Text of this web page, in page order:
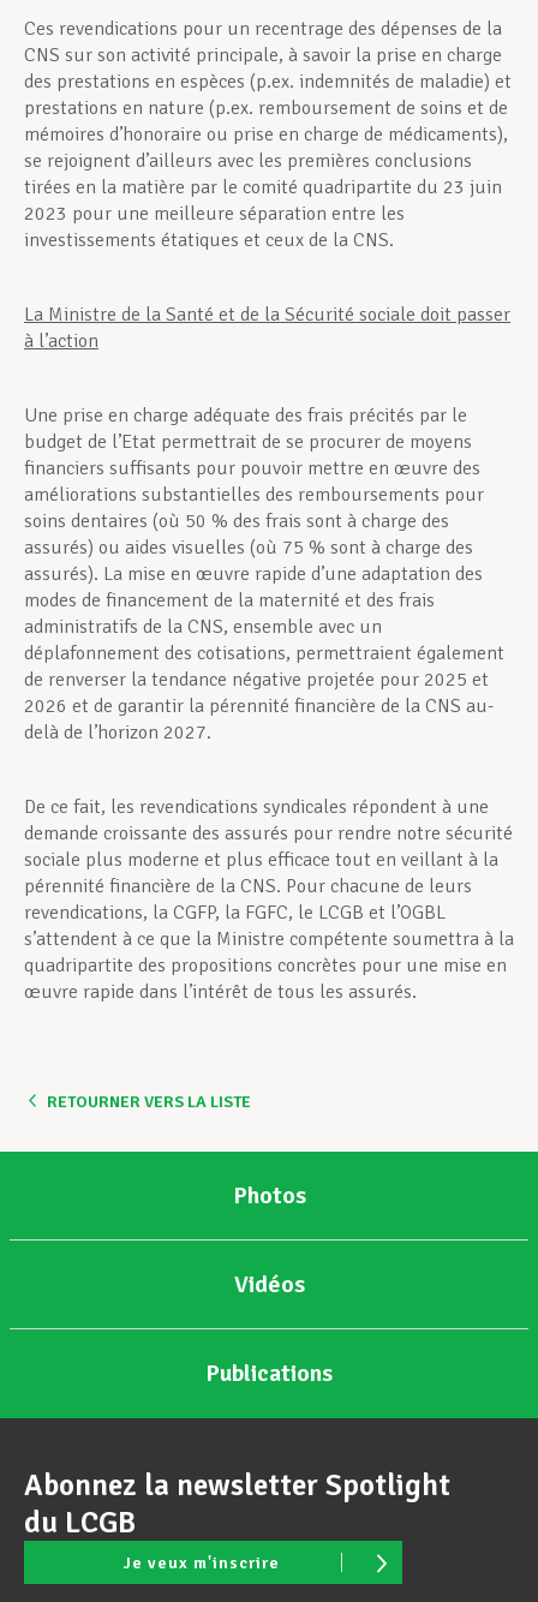
Ces revendications pour un recentrage des dépenses de la
CNS sur son activité principale, à savoir la prise en charge
des prestations en espèces (p.ex. indemnités de maladie) et
prestations en nature (p.ex. remboursement de soins et de
mémoires d’honoraire ou prise en charge de médicaments),
se rejoignent d’ailleurs avec les premières conclusions
tirées en la matière par le comité quadripartite du 23 juin
2023 pour une meilleure séparation entre les
investissements étatiques et ceux de la CNS.
La Ministre de la Santé et de la Sécurité sociale doit passer
à l’action
Une prise en charge adéquate des frais précités par le
budget de l’Etat permettrait de se procurer de moyens
financiers suffisants pour pouvoir mettre en œuvre des
améliorations substantielles des remboursements pour
soins dentaires (où 50 % des frais sont à charge des
assurés) ou aides visuelles (où 75 % sont à charge des
assurés). La mise en œuvre rapide d’une adaptation des
modes de financement de la maternité et des frais
administratifs de la CNS, ensemble avec un
déplafonnement des cotisations, permettraient également
de renverser la tendance négative projetée pour 2025 et
2026 et de garantir la pérennité financière de la CNS au-
delà de l’horizon 2027.
De ce fait, les revendications syndicales répondent à une
demande croissante des assurés pour rendre notre sécurité
sociale plus moderne et plus efficace tout en veillant à la
pérennité financière de la CNS. Pour chacune de leurs
revendications, la CGFP, la FGFC, le LCGB et l’OGBL
s’attendent à ce que la Ministre compétente soumettra à la
quadripartite des propositions concrètes pour une mise en
œuvre rapide dans l’intérêt de tous les assurés.
RETOURNER VERS LA LISTE
Photos
Vidéos
Publications
Abonnez la newsletter Spotlight
du LCGB
Je veux m'inscrire